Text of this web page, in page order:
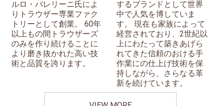
ルロ・バレリーニ氏によ
りトラウザー専業ファク
トリーとして創業。 60年
以上もの間トラウザーズ
のみを作り続けることに
より磨き抜かれた高い技
術と品質を誇ります。
するブランドとして世界
中で人気を博していま
す。 現在も家族によって
経営されており、2世紀以
上にわたって築きあげら
れてきた信頼のおける手
作業にの仕上げ技術を保
持しながら、さらなる革
新を続けています。